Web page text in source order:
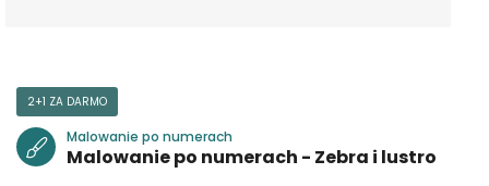
2+1 ZA DARMO
Malowanie po numerach
Malowanie po numerach - Zebra i lustro